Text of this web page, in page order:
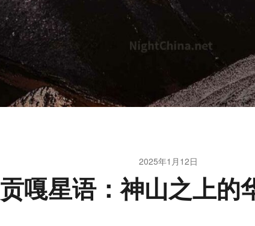
2025年1月12日
贡嘎星语：神山之上的